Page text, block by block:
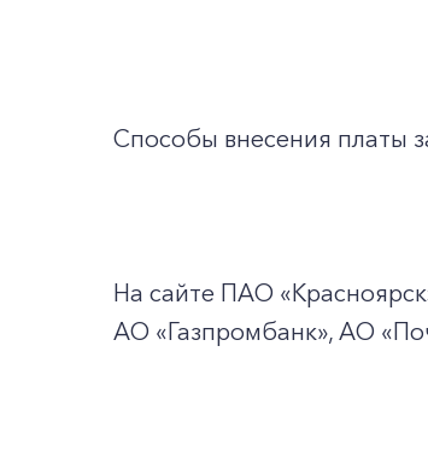
Частным
Способы внесения платы
На сайте ПАО
АО «Газпромбанк», АО